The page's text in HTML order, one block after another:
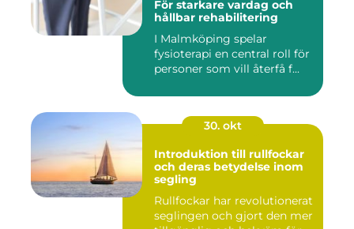
För starkare vardag och
hållbar rehabilitering
I Malmköping spelar
fysioterapi en central roll för
personer som vill återfå f...
30. okt
Introduktion till rullfockar
och deras betydelse inom
segling
Rullfockar har revolutionerat
seglingen och gjort den mer